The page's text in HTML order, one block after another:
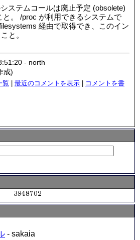
ステムコールは廃止予定 (obsolete)
と。 /proc が利用できるシステムで
経由で取得でき、このイン
と。
- north
成)
覧 最近のコメントを表示
コメントを書
- sakaia